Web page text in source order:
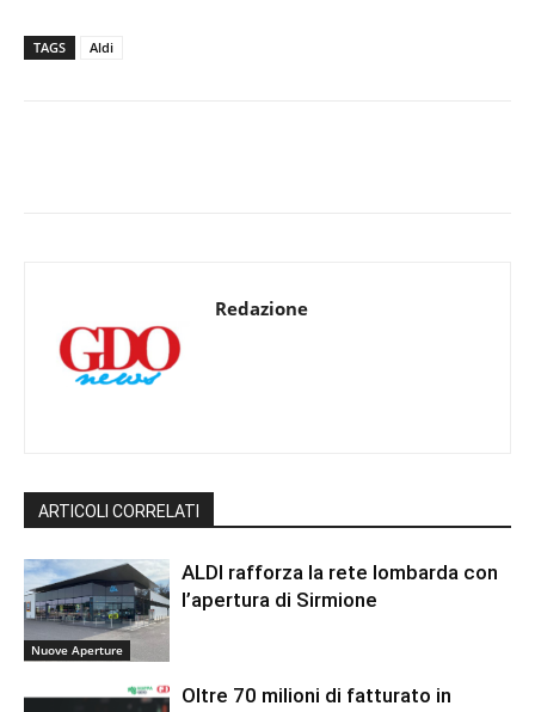
TAGS Aldi
Redazione
ARTICOLI CORRELATI
Nuove Aperture
ALDI rafforza la rete lombarda con
l’apertura di Sirmione
Oltre 70 milioni di fatturato in